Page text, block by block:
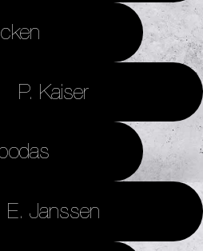
P. Kaiser
E. Janssen